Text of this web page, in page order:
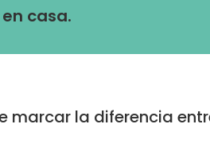
casa.
marcar la diferencia